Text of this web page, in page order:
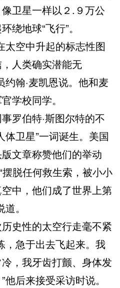
卫星一样以２.９万公
绕地球“飞行”。
空中升起的标志性图
人类确实潜能无
约翰·麦凯恩说。他和麦
学校同学。
伯特·斯图尔特的不
体卫星”一词诞生。美国
文章称赞他们的举动
摆脱任何救生索，被小小
中，他们成了世界上第
。
史性的太空行走毫不紧
，急于出去飞起来。我
，我牙齿打颤、身体发
后来接受采访时说。